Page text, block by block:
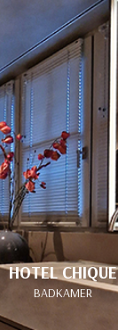
HOTEL CHIQUE
BADKAMER